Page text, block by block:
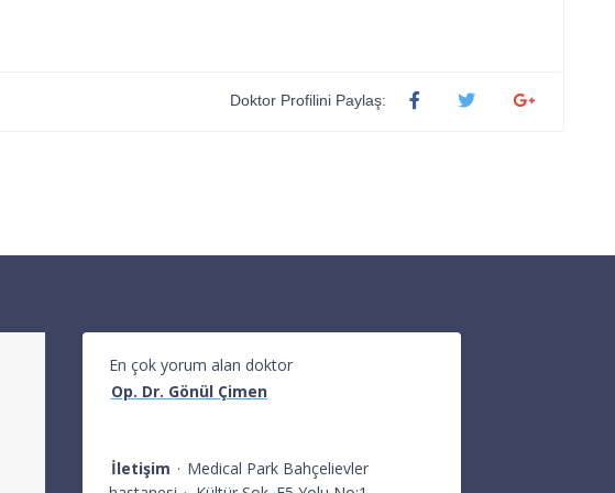
Doktor Profilini Paylaş:
En çok yorum alan doktor
Op. Dr. Gönül Çimen
İletişim · Medical Park Bahçelievler